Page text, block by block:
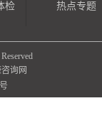
检
热点专题
询网